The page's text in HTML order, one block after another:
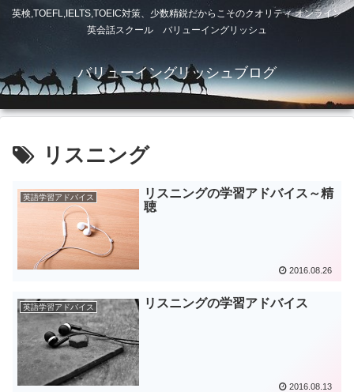
英検,TOEFL,IELTS,TOEIC対策、少数精鋭だからこそのクオリティ オンライン
英会話スクール バリューイングリッシュ
バリューイングリッシュブログ
リスニング
英語学習アドバイス
リスニングの学習アドバイス～精
聴
2016.08.26
英語学習アドバイス リスニングの学習アドバイス
2016.08.13